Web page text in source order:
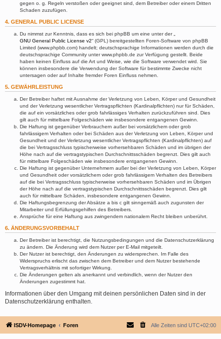
gegen o. g. Regeln verstoßen oder geeignet sind, dem Betreiber oder einem Dritten
Schaden zuzufügen.
4. GENERAL PUBLIC LICENSE
Du nimmst zur Kenntnis, dass es sich bei phpBB um eine unter der „
GNU General Public License v2“ (GPL) bereitgestellten Foren-Software von phpBB
Limited (www.phpbb.com) handelt; deutschsprachige Informationen werden durch die
deutschsprachige Community unter www.phpbb.de zur Verfügung gestellt. Beide
haben keinen Einfluss auf die Art und Weise, wie die Software verwendet wird. Sie
können insbesondere die Verwendung der Software für bestimmte Zwecke nicht
untersagen oder auf Inhalte fremder Foren Einfluss nehmen.
5. GEWÄHRLEISTUNG
Der Betreiber haftet mit Ausnahme der Verletzung von Leben, Körper und Gesundheit
und der Verletzung wesentlicher Vertragspflichten (Kardinalpflichten) nur für Schäden,
die auf ein vorsätzliches oder grob fahrlässiges Verhalten zurückzuführen sind. Dies
gilt auch für mittelbare Folgeschäden wie insbesondere entgangenen Gewinn.
Die Haftung ist gegenüber Verbrauchern außer bei vorsätzlichem oder grob
fahrlässigem Verhalten oder bei Schäden aus der Verletzung von Leben, Körper und
Gesundheit und der Verletzung wesentlicher Vertragspflichten (Kardinalpflichten) auf
die bei Vertragsschluss typischerweise vorhersehbaren Schäden und im übrigen der
Höhe nach auf die vertragstypischen Durchschnittsschäden begrenzt. Dies gilt auch
für mittelbare Folgeschäden wie insbesondere entgangenen Gewinn.
Die Haftung ist gegenüber Unternehmern außer bei der Verletzung von Leben, Körper
und Gesundheit oder vorsätzlichem oder grob fahrlässigem Verhalten des Betreibers
auf die bei Vertragsschluss typischerweise vorhersehbaren Schäden und im Übrigen
der Höhe nach auf die vertragstypischen Durchschnittsschäden begrenzt. Dies gilt
auch für mittelbare Schäden, insbesondere entgangenen Gewinn.
Die Haftungsbegrenzung der Absätze a bis c gilt sinngemäß auch zugunsten der
Mitarbeiter und Erfüllungsgehilfen des Betreibers.
Ansprüche für eine Haftung aus zwingendem nationalem Recht bleiben unberührt.
6. ÄNDERUNGSVORBEHALT
Der Betreiber ist berechtigt, die Nutzungsbedingungen und die Datenschutzerklärung
zu ändern. Die Änderung wird dem Nutzer per E-Mail mitgeteilt.
Der Nutzer ist berechtigt, den Änderungen zu widersprechen. Im Falle des
Widerspruchs erlischt das zwischen dem Betreiber und dem Nutzer bestehende
Vertragsverhältnis mit sofortiger Wirkung.
Die Änderungen gelten als anerkannt und verbindlich, wenn der Nutzer den
Änderungen zugestimmt hat.
Informationen über den Umgang mit deinen persönlichen Daten sind in der
Datenschutzerklärung enthalten.
ISDV-Homepage Foren Alle Zeiten sind UTC+02:00